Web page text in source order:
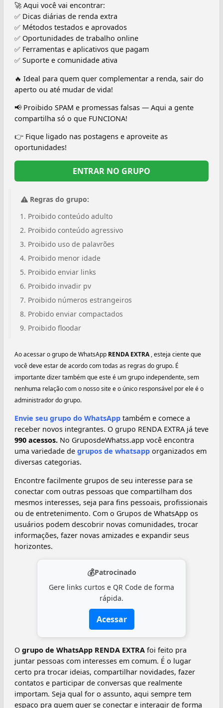
🚀 Aqui você vai encontrar:
✅ Dicas diárias de renda extra
✅ Métodos testados e aprovados
✅ Oportunidades de trabalho online
✅ Ferramentas e aplicativos que pagam
✅ Suporte e comunidade ativa
🔥 Ideal para quem quer complementar a renda, sair do
aperto ou até mudar de vida!
📢 Proibido SPAM e promessas falsas — Aqui a gente
compartilha só o que FUNCIONA!
👉 Fique ligado nas postagens e aproveite as
oportunidades!
ENTRAR NO GRUPO
Regras do grupo:
Proibido conteúdo adulto
Proibido conteúdo agressivo
Proibido uso de palavrões
Proibido menor idade
Proibido enviar links
Proibido invadir pv
Proibido números estrangeiros
Probido enviar compactados
Proibido floodar
Ao acessar o grupo de WhatsApp RENDA EXTRA, esteja ciente que
você deve estar de acordo com todas as regras do grupo. É
importante dizer também que este é um grupo independente, sem
nenhuma relação com o nosso site e o único responsável por ele é o
administrador do grupo.
Envie seu grupo do WhatsApp também e comece a
receber novos integrantes. O grupo RENDA EXTRA já teve
990 acessos. No GruposdeWhatss.app você encontra
uma variedade de grupos de whatsapp organizados em
diversas categorias.
Encontre facilmente grupos de seu interesse para se
conectar com outras pessoas que compartilham dos
mesmos interesses, seja para fins pessoais, profissionais
ou de entretenimento. Com o Grupos de WhatsApp os
usuários podem descobrir novas comunidades, trocar
informações, fazer novas amizades e expandir seus
horizontes.
💰Patrocinado
Gere links curtos e QR Code de forma
rápida.
Acessar
O grupo de WhatsApp RENDA EXTRA foi feito pra
juntar pessoas com interesses em comum. É o lugar
certo pra trocar ideias, compartilhar novidades, fazer
contatos e participar de conversas que realmente
importam. Seja qual for o assunto, aqui sempre tem
espaço pra quem quer se conectar e interagir de forma